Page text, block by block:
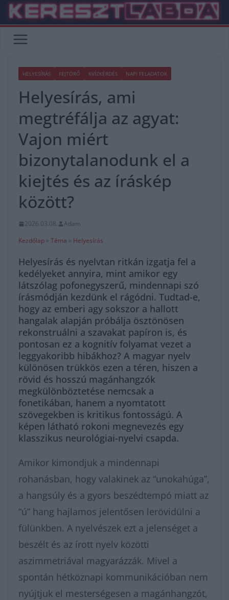
Skip
content
HELYESÍRÁS FEJTÖRŐ KVÍZKÉRDÉS NAPI FELADATOK
Helyesírás, ami
megtréfálja az agyat:
Vajon miért
bizonytalanodunk el a
kiejtés és az íráskép
között?
2026.03.08.
Adam
Kezdőlap » Téma » Helyesírás
Helyesírás és nyelvtan ritkán izgatja fel a
kedélyeket annyira, mint amikor egy
látszólag pofonegyszerű, mindennapi szó
írásmódján kezdünk el rágódni. Tudtad-e,
hogy az emberi agy sokszor a hallott
hangalak alapján próbálja ösztönösen
rekonstruálni a szavakat papíron is, és
pontosan ez a kognitív folyamat vezet a
leggyakoribb hibákhoz? A magyar nyelv
különösen trükkös ezen a téren, hiszen a
rövid és hosszú magánhangzók
megkülönböztetése nemcsak a
fonetikában, hanem a nyomtatott
szövegekben is kritikus fontosságú. A
képen látható rokoni megnevezés egy
klasszikus neurológiai-nyelvi csapda.
Amikor kimondjuk a mindennapi
rohanásban, hogy valakinek az “unokahúga”,
a hangsúly és a gyors beszédtempó miatt az
“ú” hang hajlamos jelentősen lerövidülni a
fülünkben. A nyelvészek ezt a jelenséget a
beszélt és az írott nyelv közötti
aszimmetriával magyarázzák. Mivel a
spontán hétköznapi kommunikációban nem
nyújtjuk el mesterségesen a magánhangzót,